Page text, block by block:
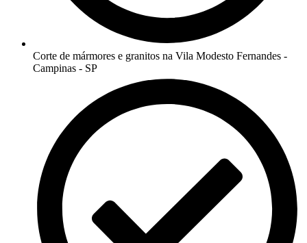
Corte de mármores e granitos na Vila Modesto Fernandes -
Campinas - SP